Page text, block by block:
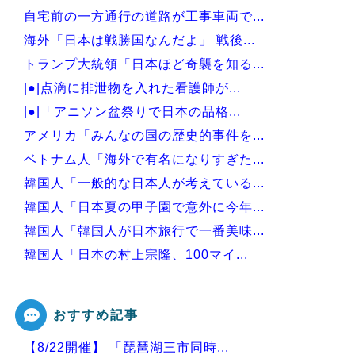
自宅前の一方通行の道路が工事車両で...
海外「日本は戦勝国なんだよ」 戦後...
トランプ大統領「日本ほど奇襲を知る...
|●|点滴に排泄物を入れた看護師が...
|●|「アニソン盆祭りで日本の品格...
アメリカ「みんなの国の歴史的事件を...
ベトナム人「海外で有名になりすぎた...
韓国人「一般的な日本人が考えている...
韓国人「日本夏の甲子園で意外に今年...
韓国人「韓国人が日本旅行で一番美味...
韓国人「日本の村上宗隆、100マイ...
おすすめ記事
【8/22開催】 「琵琶湖三市同時...